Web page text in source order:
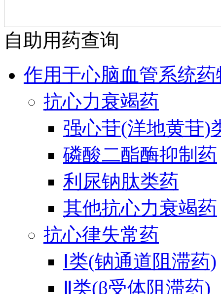
自助用药查询
作用于心脑血管系统药
抗心力衰竭药
强心苷(洋地黄苷)
磷酸二酯酶抑制药
利尿钠肽类药
其他抗心力衰竭药
抗心律失常药
Ⅰ类(钠通道阻滞药)
Ⅱ类(β受体阻滞药)